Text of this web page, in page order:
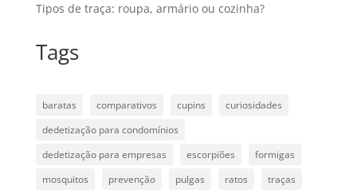
Tipos de traça: roupa, armário ou cozinha?
Tags
baratas comparativos cupins
curiosidades
dedetização para condomínios
dedetização para empresas
escorpiões
formigas
mosquitos
prevenção pulgas ratos traças